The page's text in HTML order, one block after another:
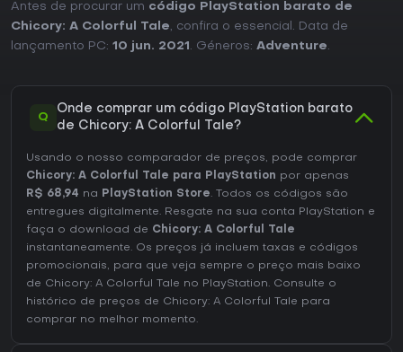
Antes de procurar um código PlayStation barato de
Chicory: A Colorful Tale, confira o essencial. Data de
lançamento PC: 10 jun. 2021 . Géneros: Adventure.
Q
Onde comprar um código PlayStation barato
de Chicory: A Colorful Tale?
Usando o nosso comparador de preços, pode comprar
Chicory: A Colorful Tale para PlayStation por apenas
R$ 68,94 na PlayStation Store. Todos os códigos são
entregues digitalmente. Resgate na sua conta PlayStation e
faça o download de Chicory: A Colorful Tale
instantaneamente. Os preços já incluem taxas e códigos
promocionais, para que veja sempre o preço mais baixo
de Chicory: A Colorful Tale no PlayStation. Consulte o
histórico de preços de Chicory: A Colorful Tale para
comprar no melhor momento.